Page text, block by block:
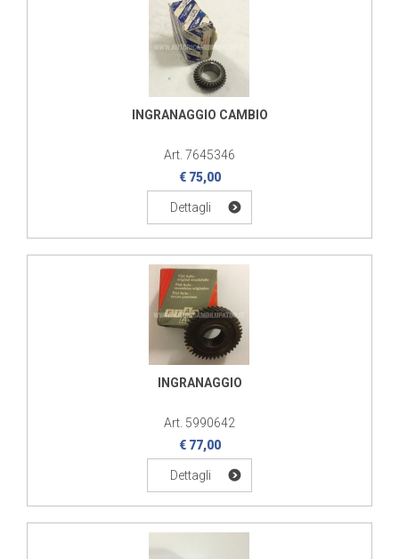
INGRANAGGIO CAMBIO
Art. 7645346
€ 75,00
Dettagli
INGRANAGGIO
Art. 5990642
€ 77,00
Dettagli